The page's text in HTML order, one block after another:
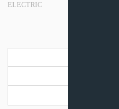
ELECTRIC